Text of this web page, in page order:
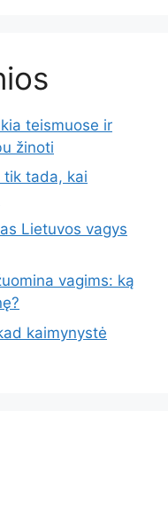
teismuose ir
žinoti
tik tada, kai
Lietuvos vagys
vagims: ką
kaimynystė